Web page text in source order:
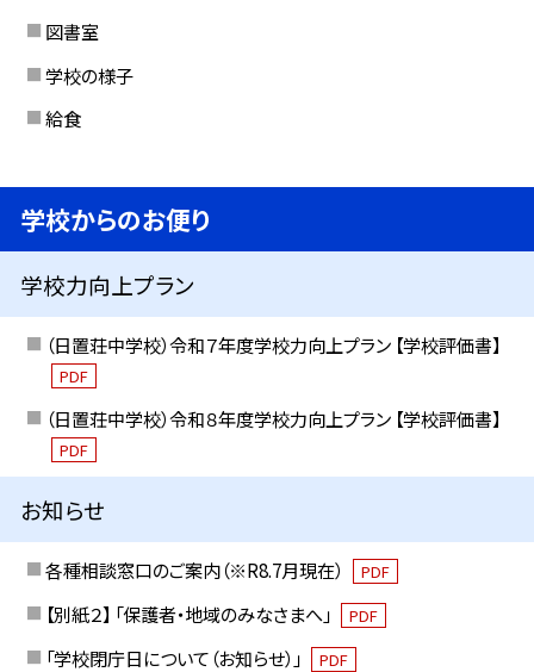
図書室
学校の様子
給食
学校からのお便り
学校力向上プラン
（日置荘中学校）令和７年度学校力向上プラン 【学校評価書】
PDF
（日置荘中学校）令和８年度学校力向上プラン 【学校評価書】
PDF
お知らせ
各種相談窓口のご案内（※R8.7月現在） PDF
【別紙２】 「保護者・地域のみなさまへ」 PDF
「学校閉庁日について（お知らせ）」 PDF